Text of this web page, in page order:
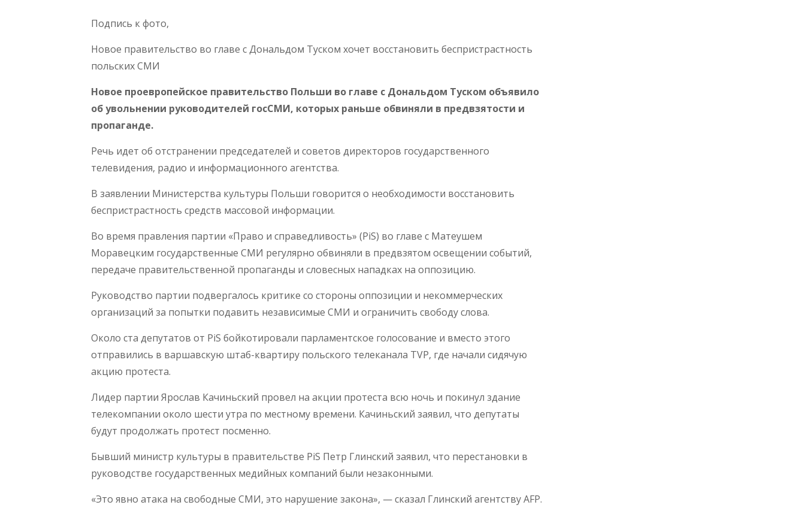
Подпись к фото,
Новое правительство во главе с Дональдом Туском хочет восстановить беспристрастность
польских СМИ
Новое проевропейское правительство Польши во главе с Дональдом Туском объявило
об увольнении руководителей госСМИ, которых раньше обвиняли в предвзятости и
пропаганде.
Речь идет об отстранении председателей и советов директоров государственного
телевидения, радио и информационного агентства.
В заявлении Министерства культуры Польши говорится о необходимости восстановить
беспристрастность средств массовой информации.
Во время правления партии «Право и справедливость» (PiS) во главе с Матеушем
Моравецким государственные СМИ регулярно обвиняли в предвзятом освещении событий,
передаче правительственной пропаганды и словесных нападках на оппозицию.
Руководство партии подвергалось критике со стороны оппозиции и некоммерческих
организаций за попытки подавить независимые СМИ и ограничить свободу слова.
Около ста депутатов от PiS бойкотировали парламентское голосование и вместо этого
отправились в варшавскую штаб-квартиру польского телеканала TVP, где начали сидячую
акцию протеста.
Лидер партии Ярослав Качиньский провел на акции протеста всю ночь и покинул здание
телекомпании около шести утра по местному времени. Качиньский заявил, что депутаты
будут продолжать протест посменно.
Бывший министр культуры в правительстве PiS Петр Глинский заявил, что перестановки в
руководстве государственных медийных компаний были незаконными.
«Это явно атака на свободные СМИ, это нарушение закона», — сказал Глинский агентству AFP.